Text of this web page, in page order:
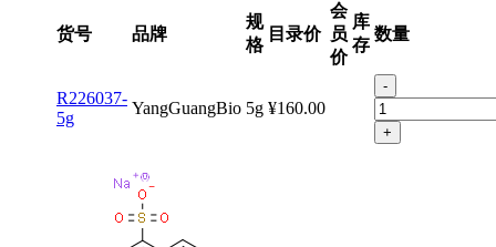
货号 品牌
规
格
目录价
会
员
价
库
存
数量
R226037-
5g
YangGuangBio 5g ¥160.00
-
+